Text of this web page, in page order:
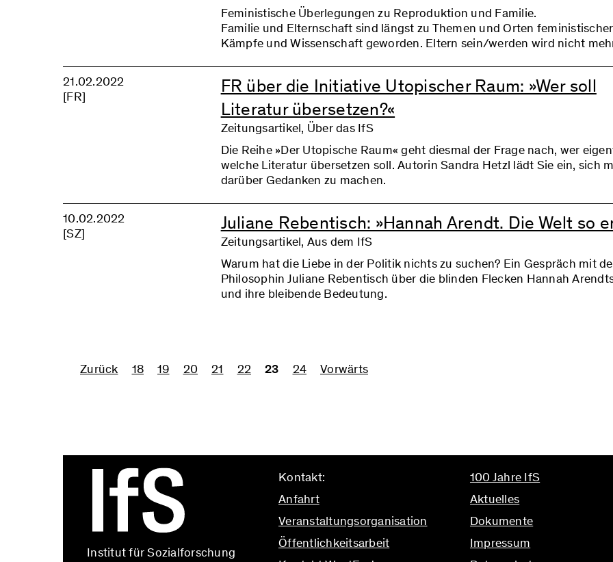
Feministische Überlegungen zu Reproduktion und Familie.
Familie und Elternschaft sind längst zu Themen und Orten feministischer
Kämpfe und Wissenschaft geworden. Eltern sein/werden wird nicht
von Patriarchat, Kapitalismus und Heteronormativität sichtbarer denn je.
21.02.2022
[FR]
FR über die Initiative Utopischer Raum: »Wer soll
Literatur übersetzen?«
Zeitungsartikel, Über das IfS
Die Reihe »Der Utopische Raum« geht diesmal der Frage nach, wer
welche Literatur übersetzen soll. Autorin Sandra Hetzl lädt Sie ein, sich
darüber Gedanken zu machen.
10.02.2022
[SZ]
Juliane Rebentisch: »Hannah Arendt. Die Welt so
Zeitungsartikel, Aus dem IfS
Warum hat die Liebe in der Politik nichts zu suchen? Ein Gespräch mit
Philosophin Juliane Rebentisch über die blinden Flecken Hannah
und ihre bleibende Bedeutung.
Zurück 18 19 20 21 22 23 24 Vorwärts
Institut für Sozialforschung
Kontakt:
Anfahrt
Veranstaltungsorganisation
Öffentlichkeitsarbeit
100 Jahre IfS
Aktuelles
Dokumente
Impressum